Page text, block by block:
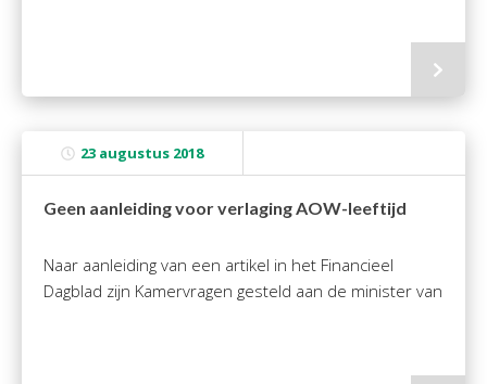
23 augustus 2018
Geen aanleiding voor verlaging AOW-leeftijd
Naar aanleiding van een artikel in het Financieel
Dagblad zijn Kamervragen gesteld aan de minister van